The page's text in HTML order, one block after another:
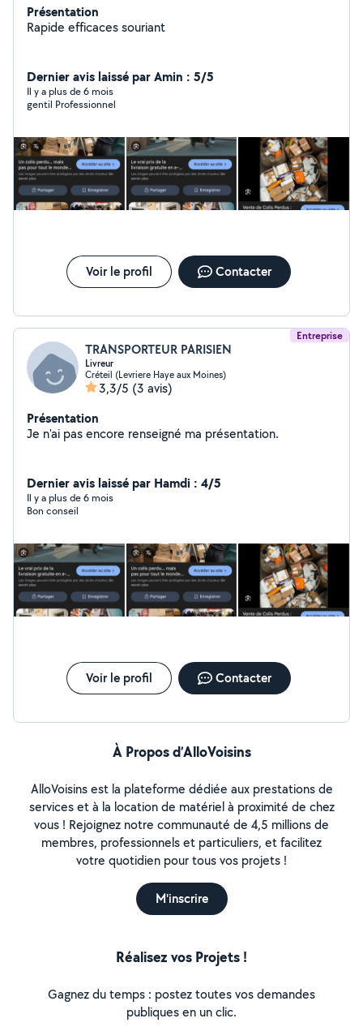
Présentation
Rapide efficaces souriant
Dernier avis laissé par Amin : 5/5
Il y a plus de 6 mois
gentil Professionnel
Voir le profil Contacter
Entreprise
TRANSPORTEUR PARISIEN
Livreur
Créteil (Levriere Haye aux Moines)
3,3/5 (3 avis)
Présentation
Je n'ai pas encore renseigné ma présentation.
Dernier avis laissé par Hamdi : 4/5
Il y a plus de 6 mois
Bon conseil
Voir le profil Contacter
À Propos d’AlloVoisins
AlloVoisins est la plateforme dédiée aux prestations de
services et à la location de matériel à proximité de chez
vous ! Rejoignez notre communauté de 4,5 millions de
membres, professionnels et particuliers, et facilitez
votre quotidien pour tous vos projets !
M'inscrire
Réalisez vos Projets !
Gagnez du temps : postez toutes vos demandes
publiques en un clic.